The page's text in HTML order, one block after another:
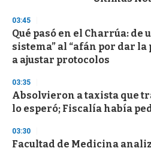
d
s
o
f
3
s
e
c
o
d
s
03:45
Qué pasó en el Charrúa: de
sistema” al “afán por dar
a ajustar protocolos
03:35
Absolvieron a taxista que
lo esperó; Fiscalía había
03:30
Facultad de Medicina